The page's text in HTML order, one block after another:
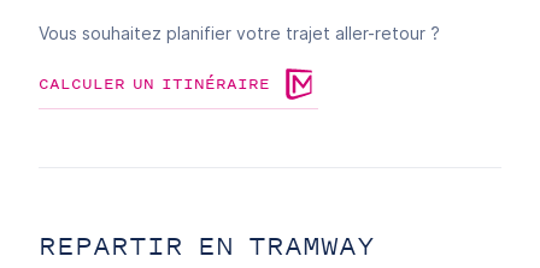
Vous souhaitez planifier votre trajet aller-retour ?
CALCULER UN ITINÉRAIRE
REPARTIR EN TRAMWAY